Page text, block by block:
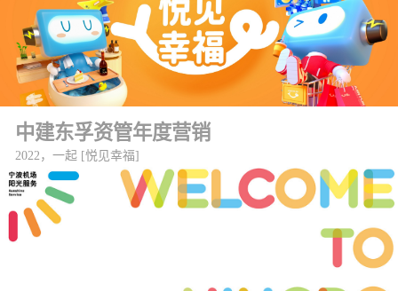
中建东孚资管年度营销
2022，一起 [悦见幸福]